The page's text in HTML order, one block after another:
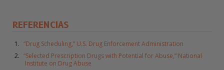
REFERENCIAS
“Drug Scheduling,” U.S. Drug Enforcement Administration
“Selected Prescription Drugs with Potential for Abuse,” National
Institute on Drug Abuse